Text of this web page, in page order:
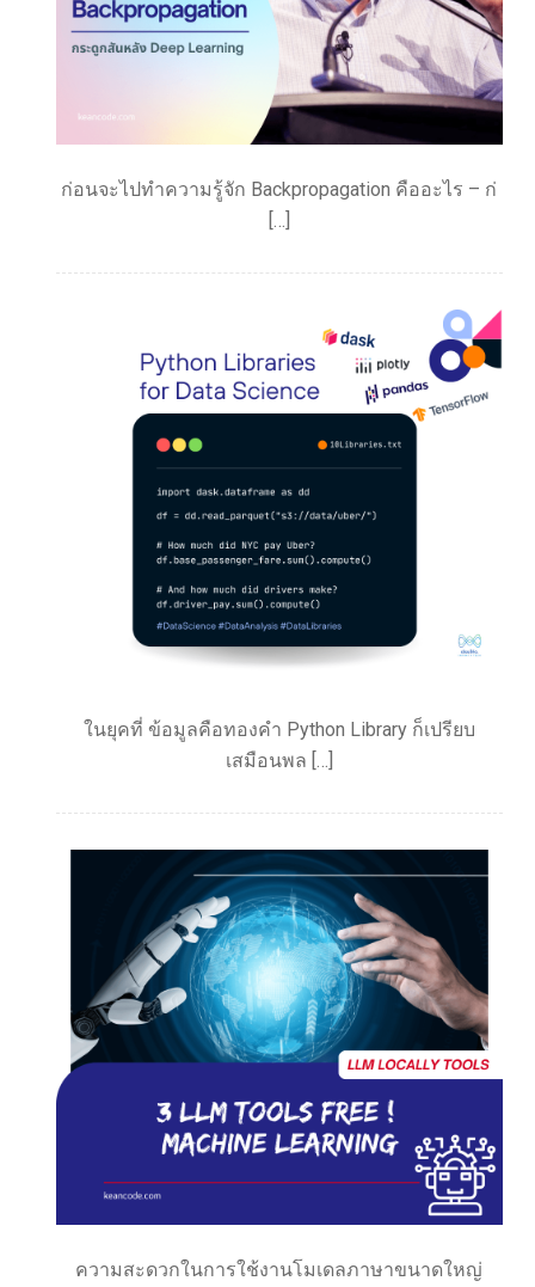
ก่อนจะไปทำความรู้จัก Backpropagation คืออะไร – ก่
[…]
ในยุคที่ ข้อมูลคือทองคำ Python Library ก็เปรียบ
เสมือนพล […]
ความสะดวกในการใช้งานโมเดลภาษาขนาดใหญ่